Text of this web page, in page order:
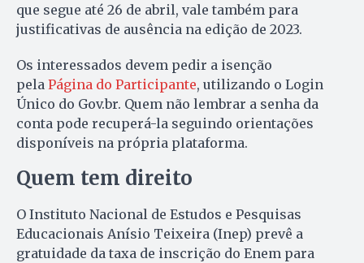
que segue até 26 de abril, vale também para
justificativas de ausência na edição de 2023.
Os interessados devem pedir a isenção
pela Página do Participante, utilizando o Login
Único do Gov.br. Quem não lembrar a senha da
conta pode recuperá-la seguindo orientações
disponíveis na própria plataforma.
Quem tem direito
O Instituto Nacional de Estudos e Pesquisas
Educacionais Anísio Teixeira (Inep) prevê a
gratuidade da taxa de inscrição do Enem para